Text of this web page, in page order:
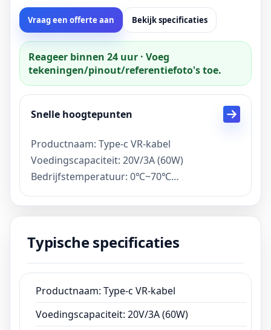
Vraag een offerte aan Bekijk specificaties
Reageer binnen 24 uur · Voeg
tekeningen/pinout/referentiefoto's toe.
Snelle hoogtepunten
Productnaam: Type-c VR-kabel
Voedingscapaciteit: 20V/3A (60W)
Bedrijfstemperatuur: 0℃~70℃
Kabellengte: 3m/5m/aangepast
Kleur: Zwart/Wit/Aangepast
Levertijd: 3 dagen voor monster, 15 dagen
Betaalmethode: bankoverschrijving, PayPal,
creditcard
Certificaat: ISO13485, CE, ROHS, FCC
Typische specificaties
Productnaam: Type-c VR-kabel
Voedingscapaciteit: 20V/3A (60W)